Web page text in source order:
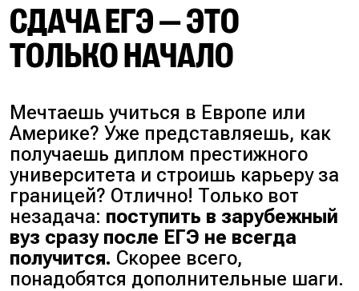
СДАЧА ЕГЭ — ЭТО
ТОЛЬКО НАЧАЛО
Мечтаешь учиться в Европе или
Америке? Уже представляешь, как
получаешь диплом престижного
университета и строишь карьеру за
границей? Отлично! Только вот
незадача: поступить в зарубежный
вуз сразу после ЕГЭ не всегда
получится. Скорее всего,
понадобятся дополнительные шаги.